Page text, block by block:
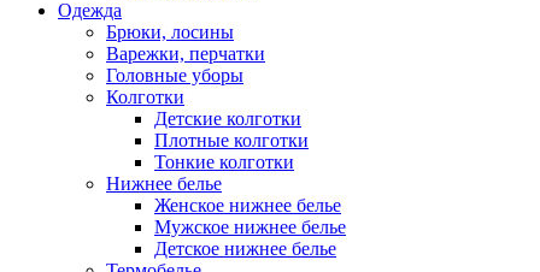
Одежда
Брюки, лосины
Варежки, перчатки
Головные уборы
Колготки
Детские колготки
Плотные колготки
Тонкие колготки
Нижнее белье
Женское нижнее белье
Мужское нижнее белье
Детское нижнее белье